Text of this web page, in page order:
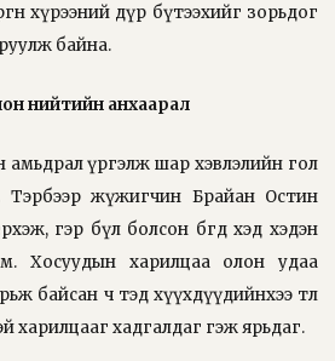
хүрээний дүр бүтээхийг зорьдог
байна.
нийтийн анхаарал
үргэлж шар хэвлэлийн гол
Тэрбээр жүжигчин Брайан Остин
гэр бүл болсон бөгөөд хэд хэдэн
Хосуудын харилцаа олон удаа
байсан ч тэд хүүхдүүдийнхээ төлөө
харилцааг хадгалдаг гэж ярьдаг.